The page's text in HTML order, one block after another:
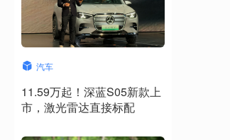
汽车
11.59万起！深蓝S05新款上
市，激光雷达直接标配